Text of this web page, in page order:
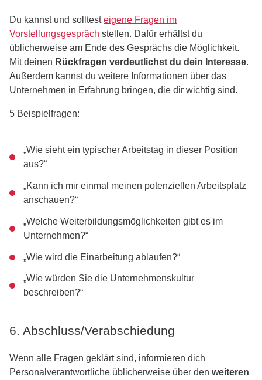
Du kannst und solltesteigene Fragen im
Vorstellungsgespräch stellen. Dafür erhältst du
üblicherweise am Ende des Gesprächs die Möglichkeit.
Mit deinen Rückfragen verdeutlichst du dein Interesse.
Außerdem kannst du weitere Informationen über das
Unternehmen in Erfahrung bringen, die dir wichtig sind.
5 Beispielfragen:
„Wie sieht ein typischer Arbeitstag in dieser Position
aus?“
„Kann ich mir einmal meinen potenziellen Arbeitsplatz
anschauen?“
„Welche Weiterbildungsmöglichkeiten gibt es im
Unternehmen?“
„Wie wird die Einarbeitung ablaufen?“
„Wie würden Sie die Unternehmenskultur
beschreiben?“
6. Abschluss/Verabschiedung
Wenn alle Fragen geklärt sind, informieren dich
Personalverantwortliche üblicherweise über den weiteren